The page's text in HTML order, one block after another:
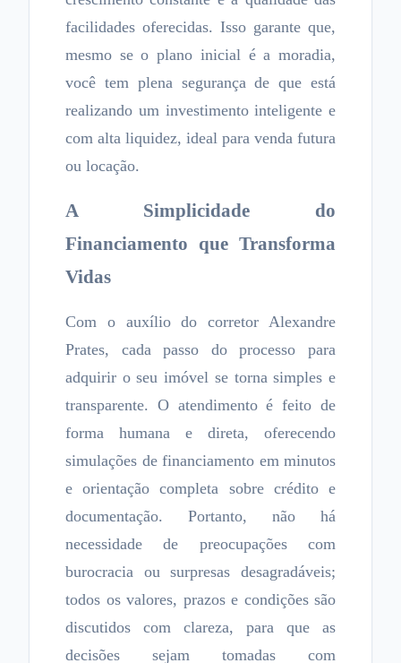
facilidades oferecidas. Isso garante que,
mesmo se o plano inicial é a moradia,
você tem plena segurança de que está
realizando um investimento inteligente e
com alta liquidez, ideal para venda futura
ou locação.
A Simplicidade do
Financiamento que Transforma
Vidas
Com o auxílio do corretor Alexandre
Prates, cada passo do processo para
adquirir o seu imóvel se torna simples e
transparente. O atendimento é feito de
forma humana e direta, oferecendo
simulações de financiamento em minutos
e orientação completa sobre crédito e
documentação. Portanto, não há
necessidade de preocupações com
burocracia ou surpresas desagradáveis;
todos os valores, prazos e condições são
discutidos com clareza, para que as
decisões sejam tomadas com